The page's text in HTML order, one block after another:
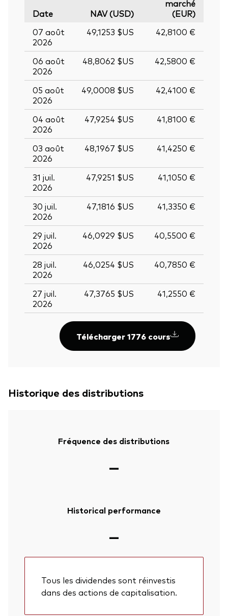
Date NAV (USD)
marché
(EUR)
07 août
2026
49,1253 $US 42,8100 €
06 août
2026
48,8062 $US 42,5800 €
05 août
2026
49,0008 $US 42,4100 €
04 août
2026
47,9254 $US 41,8100 €
03 août
2026
48,1967 $US 41,4250 €
31 juil.
2026
47,9251 $US 41,1050 €
30 juil.
2026
47,1816 $US 41,3350 €
29 juil.
2026
46,0929 $US 40,5500 €
28 juil.
2026
46,0254 $US 40,7850 €
27 juil.
2026
47,3765 $US 41,2550 €
Télécharger 1776 cours
Historique des distributions
Fréquence des distributions
—
Historical performance
—
Tous les dividendes sont réinvestis
dans des actions de capitalisation.